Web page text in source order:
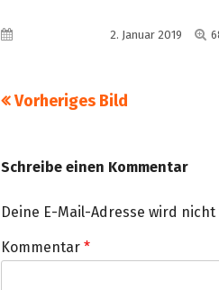
Veröffentlicht am2. Januar 2019
Vorheriges Bild
Schreibe einen Kommentar
Deine E-Mail-Adresse wird
Kommentar *